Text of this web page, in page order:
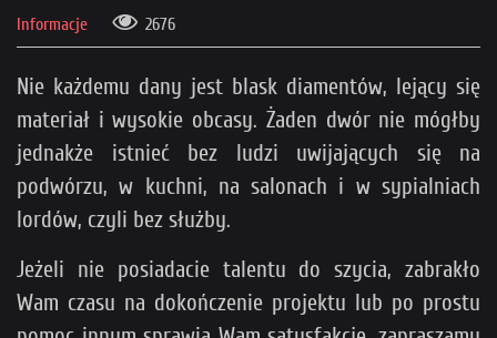
Informacje
2676
Nie każdemu dany jest blask diamentów, lejący się
materiał i wysokie obcasy. Żaden dwór nie mógłby
jednakże istnieć bez ludzi uwijających się na
podwórzu, w kuchni, na salonach i w sypialniach
lordów, czyli bez służby.
Jeżeli nie posiadacie talentu do szycia, zabrakło
Wam czasu na dokończenie projektu lub po prostu